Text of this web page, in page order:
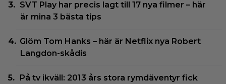
SVT Play har precis lagt till 17 nya filmer – här
är mina 3 bästa tips
Glöm Tom Hanks – här är Netflix nya Robert
Langdon-skådis
På tv ikväll: 2013 års stora rymdäventyr fick